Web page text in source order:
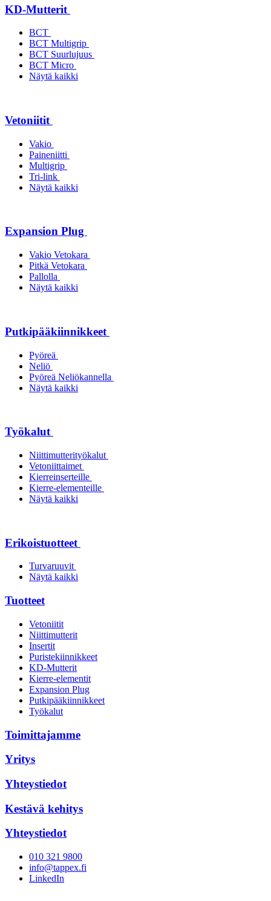
KD-Mutterit
BCT
BCT Multigrip
BCT Suurlujuus
BCT Micro
Näytä kaikki
Vetoniitit
Vakio
Paineniitti
Multigrip
Tri-link
Näytä kaikki
Expansion Plug
Vakio Vetokara
Pitkä Vetokara
Pallolla
Näytä kaikki
Putkipääkiinnikkeet
Pyöreä
Neliö
Pyöreä Neliökannella
Näytä kaikki
Työkalut
Niittimutterityökalut
Vetoniittaimet
Kierreinserteille
Kierre-elementeille
Näytä kaikki
Erikoistuotteet
Turvaruuvit
Näytä kaikki
Tuotteet
Vetoniitit
Niittimutterit
Insertit
Puristekiinnikkeet
KD-Mutterit
Kierre-elementit
Expansion Plug
Putkipääkiinnikkeet
Työkalut
Toimittajamme
Yritys
Yhteystiedot
Kestävä kehitys
Yhteystiedot
010 321 9800
info@tappex.fi
LinkedIn